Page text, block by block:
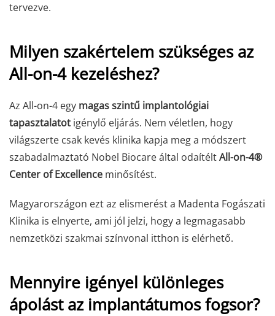
tervezve.
Milyen szakértelem szükséges az
All-on-4 kezeléshez?
Az All-on-4 egy magas szintű implantológiai
tapasztalatot igénylő eljárás. Nem véletlen, hogy
világszerte csak kevés klinika kapja meg a módszert
szabadalmaztató Nobel Biocare által odaítéltAll-on-4®
Center of Excellence minősítést.
Magyarországon ezt az elismerést a Madenta Fogászati
Klinika is elnyerte, ami jól jelzi, hogy a legmagasabb
nemzetközi szakmai színvonal itthon is elérhető.
Mennyire igényel különleges
ápolást az implantátumos fogsor?